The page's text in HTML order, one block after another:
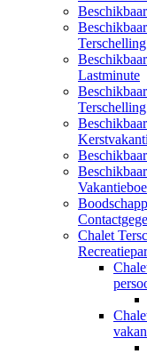
Terschelling
Lastminute
Terschelling
Chalet